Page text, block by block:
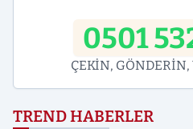
0501
ÇEKİN,
TREND HABERLER